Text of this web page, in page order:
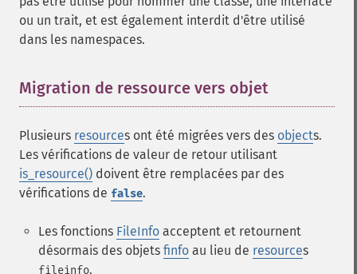
ou un trait, et est également interdit d'être utilisé
dans les namespaces.
Migration de ressource vers objet
Plusieurs resources ont été migrées vers des objects.
Les vérifications de valeur de retour utilisant
is_resource() doivent être remplacées par des
vérifications de false.
Les fonctions FileInfo acceptent et retournent
désormais des objets finfo au lieu de resources
fileinfo.